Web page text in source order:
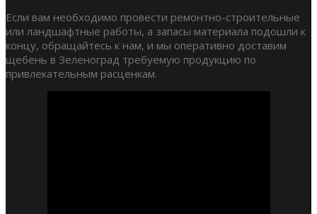
Если вам необходимо провести ремонтно-строительные
или ландшафтные работы, а запасы материала подошли к
концу, обращайтесь к нам, и мы оперативно доставим
щебень в Зеленоград требуемую продукцию по
привлекательным расценкам.